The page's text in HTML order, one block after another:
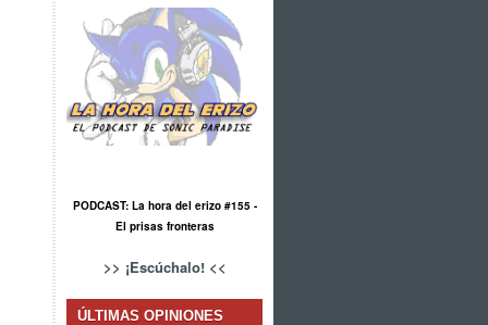
PODCAST: La hora del erizo #155 -
El prisas fronteras
>> ¡Escúchalo! <<
ÚLTIMAS OPINIONES